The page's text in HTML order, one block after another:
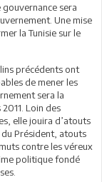
sera
Une mise
la Tunisie sur le
précédents ont
de mener les
sera la
Loin des
elle jouira d’atouts
Président, atouts
contre les véreux
politique fondé